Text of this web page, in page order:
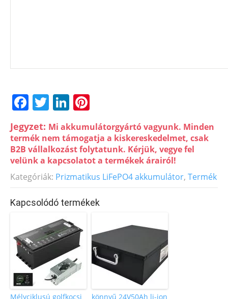
F
c
e
b
o
o
T
w
itt
er
Li
n
k
e
dI
n
nt
er
e
st
Jegyzet: Mi akkumulátorgyártó vagyunk. Minden
termék nem támogatja a kiskereskedelmet, csak
B2B vállalkozást folytatunk. Kérjük, vegye fel
velünk a kapcsolatot a termékek árairól!
Kategóriák: Prizmatikus LiFePO4 akkumulátor, Termék
Kapcsolódó termékek
Mélyciklusú golfkocsi
könnyű 24V50Ah li-ion